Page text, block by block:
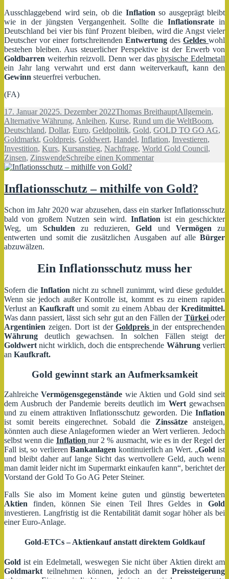
Ausschlaggebend wird sein, ob die Inflation so ausgeprägt bleibt
wie in der jüngsten Vergangenheit. Sollte dieInflationsrate in
Deutschland bei vier bis fünf Prozent bleiben, wird die Angst vieler
Deutscher vor einer fortschreitenden Entwertung des Geldes wohl
bestehen bleiben. Aus steuerlicher Perspektive ist der Erwerb von
Goldbarren weiterhin reizvoll. Denn wer dasphysische Edelmetall
ein Jahr lang verwahrt und erst dann weiterverkauft, kann den
Gewinn steuerfrei verbuchen.
(FA)
Veröffentlicht
am
17. Januar 20225. Dezember 2022Autor
Thomas BreithauptKategorien
Allgemein,
Alternative Währung, Anleihen, Kurse, Rund um die WeltBoom,
Deutschland, Dollar, Euro, Geldpolitik, Gold, GOLD TO GO AG,
Goldmarkt, Goldpreis, Goldwert, Handel, Inflation, Investieren,
Investition, Kurs, Kursanstieg, Nachfrage, World Gold Council,
Zinsen, ZinswendeSchreibe einen Kommentarzu
boomt
–
wieso
der
Ansturm?
Inflationsschutz – mithilfe von Gold?
Schon im Jahr 2020 war abzusehen, dass ein starker Inflationsschutz
bald von großem Nutzen sein wird. Inflationist ein geschickter
Weg, um Schuldenzu reduzieren,Geld und Vermögenzu
entwerten und somit die zusätzlichen Ausgaben auf alle Bürger
abzuwälzen.
Ein Inflationsschutz muss her
Sofern die Inflation nicht zu schnell zunimmt, wird diese geduldet.
Wenn sie jedoch außer Kontrolle ist, kommt es zu einem rapiden
Verlust anKaufkraft und somit zu einem Abbau derKreditmittel.
Was dann passiert, lässt sich sehr gut an den Fällen der Türkei oder
Argentinien zeigen. Dort ist derGoldpreis in der entsprechenden
Währung deutlich gewachsen. In solchen Fällen steigt der
Goldwert nicht wirklich, doch die entsprechende Währungverliert
an Kaufkraft.
Gold gewinnt stark an Aufmerksamkeit
ZahlreicheVermögensgegenstände wie Aktien und Gold sind seit
dem Ausbruch der Pandemie bereits deutlich im Wertgewachsen
und zu einem attraktiven Inflationsschutz geworden. Die Inflation
ist somit bereits eingerechnet. Sobald die Zinssätze ansteigen,
könnten auch diese Anlageformen wieder an Wert verlieren. Jedoch
selbst wenn die Inflation nur 2 % ausmacht, wie es in der Regel der
Fall ist, so verlierenBankanlagen kontinuierlich an Wert. „Gold ist
und bleibt daher auf lange Sicht das wertvollere Geld, auch wenn
man damit leider nicht im Supermarkt einkaufen kann“, berichtet der
Vorstand der Gold To Go AG Peter Steiner.
Falls Sie also im Moment keine guten und günstig bewerteten
Aktien finden, können Sie einen Teil Ihres Geldes in Gold
investieren. Langfristig ist die Rentabilität damit sogar höher als bei
einer Euro-Anlage.
Gold-ETCs – Aktienkauf anstatt direktem Goldkauf
Gold ist ein Edelmetall, weswegen Sie nicht über Aktien direkt am
Goldmarkt teilnehmen können, jedoch an der Preissteigerung